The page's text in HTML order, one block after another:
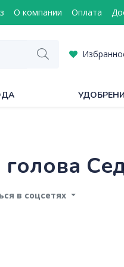
О компании Оплата
голова
в соцсетях